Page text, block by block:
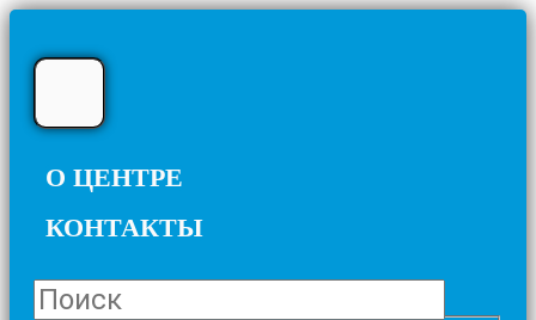
О ЦЕНТРЕ
КОНТАКТЫ